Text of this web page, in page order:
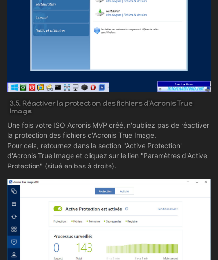
3.5. Réactiver la protection des fichiers d'Acronis True
Image
Une fois votre ISO Acronis MVP créé, n'oubliez pas de réactiver
la protection des fichiers d'Acronis True Image.
Pour cela, retournez dans la section "Active Protection"
d'Acronis True Image et cliquez sur le lien "Paramètres d'Active
Protection" (situé en bas à droite).